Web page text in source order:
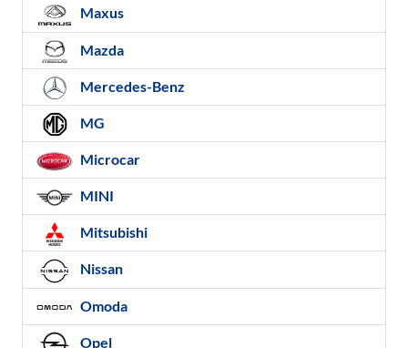
Maxus
Mazda
Mercedes-Benz
MG
Microcar
MINI
Mitsubishi
Nissan
Omoda
Opel